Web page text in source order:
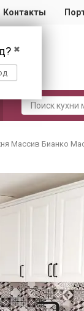
✖
Контакты
Массив Бианко